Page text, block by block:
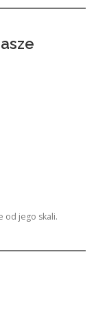
od jego skali.